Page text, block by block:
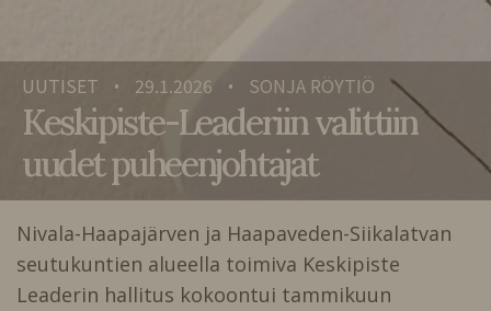
UUTISET • 29.1.2026 • SONJA RÖYTIÖ
Keskipiste-Leaderiin valittiin
uudet puheenjohtajat
Nivala-Haapajärven ja Haapaveden-Siikalatvan
seutukuntien alueella toimiva Keskipiste
Leaderin hallitus kokoontui tammikuun